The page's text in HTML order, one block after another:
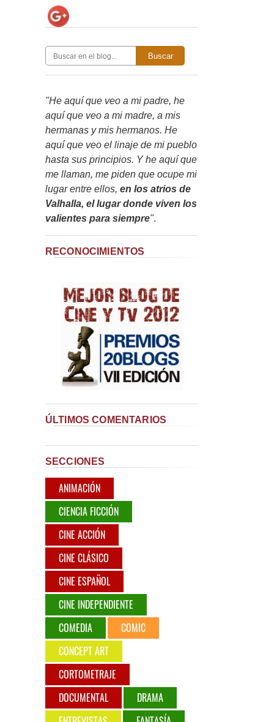
Buscar
"He aquí que veo a mi padre, he
aquí que veo a mi madre, a mis
hermanas y mis hermanos. He
aquí que veo el linaje de mi pueblo
hasta sus principios. Y he aquí que
me llaman, me piden que ocupe mi
lugar entre ellos, en los atrios de
Valhalla, el lugar donde viven los
valientes para siempre".
RECONOCIMIENTOS
ÚLTIMOS COMENTARIOS
SECCIONES
ANIMACIÓN
CIENCIA FICCIÓN
CINE ACCIÓN
CINE CLÁSICO
CINE ESPAÑOL
CINE INDEPENDIENTE
COMEDIA
COMIC
CONCEPT ART
CORTOMETRAJE
DOCUMENTAL
DRAMA